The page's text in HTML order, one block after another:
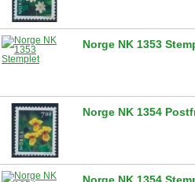
Norge NK 1353
Norge NK 1354